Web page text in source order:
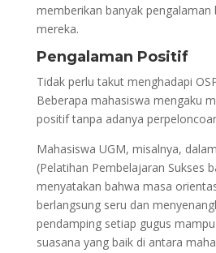
memberikan banyak pengalaman
mereka.
Pengalaman Positif
Tidak perlu takut menghadapi
Beberapa mahasiswa mengaku
positif tanpa adanya
Mahasiswa UGM, misalnya,
(Pelatihan Pembelajaran Sukses
menyatakan bahwa masa
berlangsung seru dan
pendamping setiap gugus
suasana yang baik di antara